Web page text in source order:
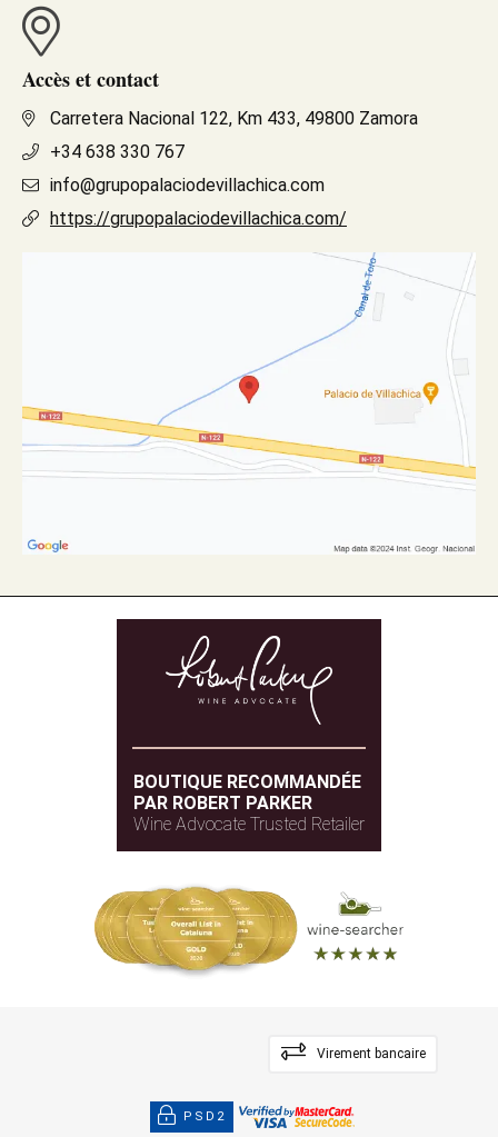
Accès et contact
Carretera Nacional 122, Km 433, 49800 Zamora
+34 638 330 767
info@grupopalaciodevillachica.com
https://grupopalaciodevillachica.com/
BOUTIQUE RECOMMANDÉE
PAR ROBERT PARKER
Wine Advocate Trusted Retailer
Virement bancaire
PSD2